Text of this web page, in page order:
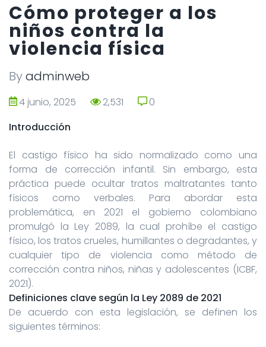
Cómo proteger a los
niños contra la
violencia física
Byadminweb
4 junio, 2025 2,531
0
Introducción
El castigo físico ha sido normalizado como una
forma de corrección infantil. Sin embargo, esta
práctica puede ocultar tratos maltratantes tanto
físicos como verbales. Para abordar esta
problemática, en 2021 el gobierno colombiano
promulgó la Ley 2089, la cual prohíbe el castigo
físico, los tratos crueles, humillantes o degradantes, y
cualquier tipo de violencia como método de
corrección contra niños, niñas y adolescentes (ICBF,
2021).
Definiciones clave según la Ley 2089 de 2021
De acuerdo con esta legislación, se definen los
siguientes términos: